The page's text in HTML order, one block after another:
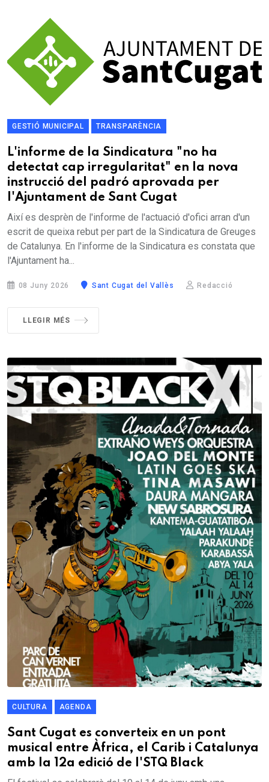
GESTIÓ MUNICIPAL TRANSPARÈNCIA
L'informe de la Sindicatura "no ha
detectat cap irregularitat" en la nova
instrucció del padró aprovada per
l'Ajuntament de Sant Cugat
Així es desprèn de l'informe de l'actuació d'ofici arran d'un
escrit de queixa rebut per part de la Sindicatura de Greuges
de Catalunya. En l'informe de la Sindicatura es constata que
l'Ajuntament ha...
08 Juny 2026 Sant Cugat del Vallès Redacció
LLEGIR MÉS
CULTURA AGENDA
Sant Cugat es converteix en un pont
musical entre Àfrica, el Carib i Catalunya
amb la 12a edició de l'STQ Black